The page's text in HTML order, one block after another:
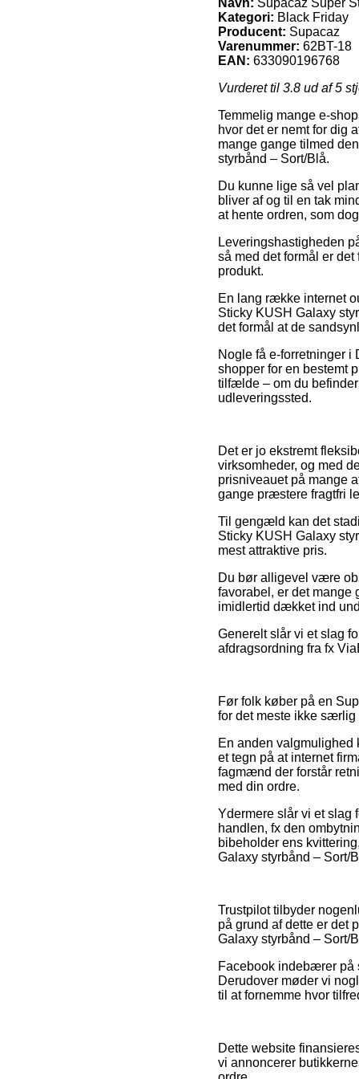
Kategori: Black Friday
Producent: Supacaz
Varenummer: 62BT-18
EAN: 633090196768
Vurderet til 3.8 ud af 5
Temmelig mange e-
hvor det er nemt for dig
mange gange tilmed
styrbånd – Sort/Blå.
Du kunne lige så vel
bliver af og til en tak
at hente ordren, som
Leveringshastigheden
så med det formål er
produkt.
En lang række internet
Sticky KUSH Galaxy
det formål at de
Nogle få e-forretninger i
shopper for en bestemt
tilfælde – om du
udleveringssted.
Det er jo ekstremt
virksomheder, og med
prisniveauet på mange
gange præstere fragtfri
Til gengæld kan det
Sticky KUSH Galaxy
mest attraktive pris.
Du bør alligevel være
favorabel, er det
imidlertid dækket ind
Generelt slår vi et slag
afdragsordning fra fx
Før folk køber på en
for det meste ikke særlig
En anden
et tegn på at internet
fagmænd der forstår
med din ordre.
Ydermere slår vi et slag
handlen, fx den
bibeholder ens
Galaxy styrbånd – Sort/
Trustpilot tilbyder
på grund af dette er det
Galaxy styrbånd – Sort/
Facebook indebærer på
Derudover møder vi
til at fornemme hvor
Dette website
vi annoncerer